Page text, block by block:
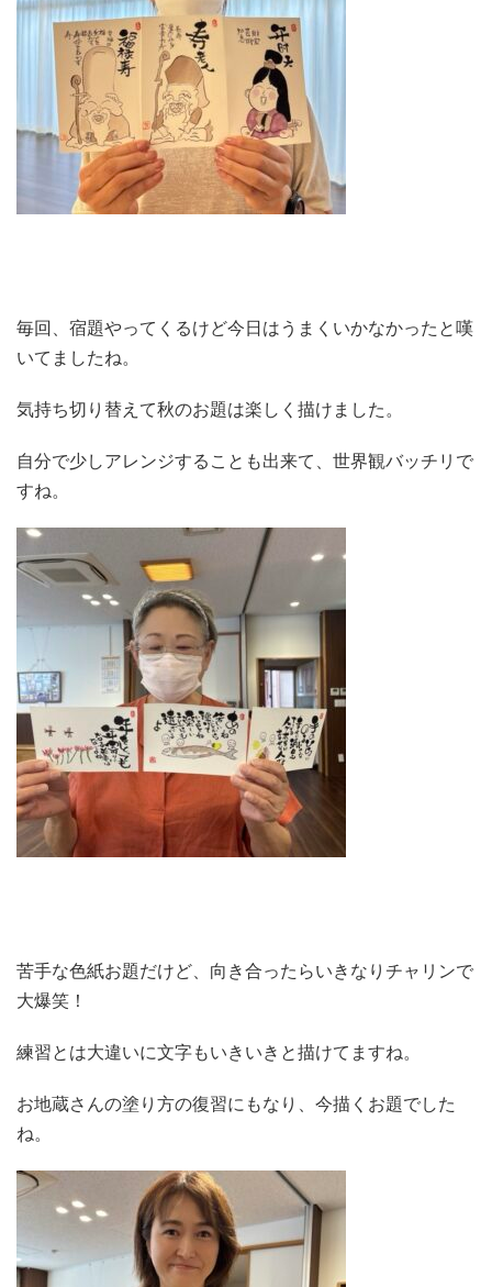
毎回、宿題やってくるけど今日はうまくいかなかったと嘆
いてましたね。
気持ち切り替えて秋のお題は楽しく描けました。
自分で少しアレンジすることも出来て、世界観バッチリで
すね。
苦手な色紙お題だけど、向き合ったらいきなりチャリンで
大爆笑！
練習とは大違いに文字もいきいきと描けてますね。
お地蔵さんの塗り方の復習にもなり、今描くお題でした
ね。